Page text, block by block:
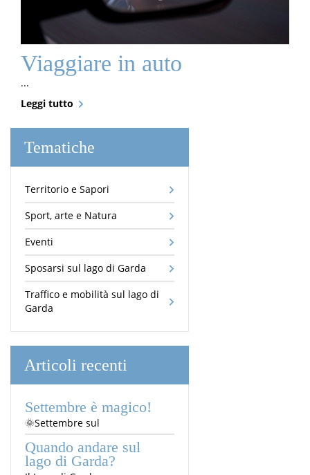
Viaggiare in auto
...
Leggi tutto
Tematiche
Territorio e Sapori
Sport, arte e Natura
Eventi
Sposarsi sul lago di Garda
Traffico e mobilità sul lago di
Garda
Articoli recenti
Settembre è magico!
🌞Settembre sul
Quando andare sul
lago di Garda?